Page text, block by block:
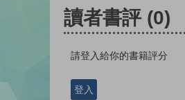
讀者書評 (0)
請登入給你的書籍評分
登入